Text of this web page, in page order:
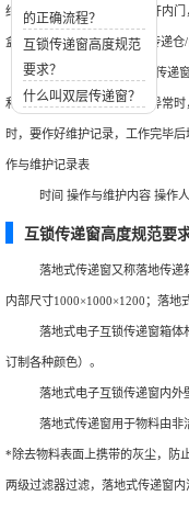
的正确流程？
互锁传递窗高度规范
要求？
什么叫双层传递窗？
结束后，清洁区工作人员打开内
盒盛装），关闭内门。 1.8 传递仓
1.9 每周四用去污粉对传递
和消毒设备是否正常，发现异常
时，要作好维护记录，工作完毕
作与维护记录表
时间 操作与维护内容 操作人
互锁传递窗高度规范要求
落地式传递窗又称落地传递
内部尺寸1000×1000×1200；落地
落地式电子互锁传递窗箱
订制各种颜色）。
落地式电子互锁传递窗内外
落地式传递窗用于物料由非
*除去物料表面上携带的灰尘，防
两级过滤器过滤，落地式传递窗